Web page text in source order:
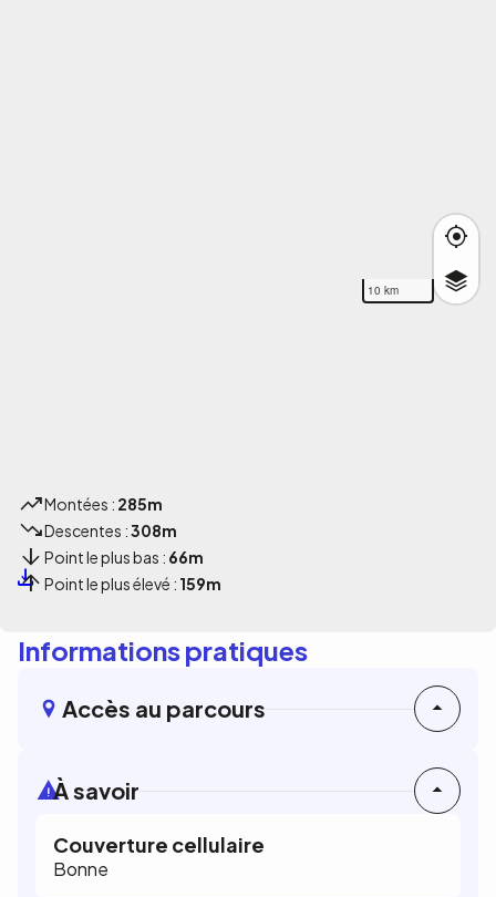
10 km
Montées : 285m
Descentes :308m
Point le plus bas : 66m
Point le plus élevé : 159m
Informations pratiques
Accès au parcours
À savoir
Couverture cellulaire
Bonne